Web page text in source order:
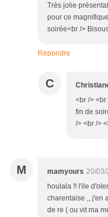
Très jolie
pour ce
soirée<br />
Répondre
C
<br />
fin de
/> <br />
M mamyours 20/03/
houlala !! l'ile
charentaise ,, j'en
de re ( ou vit ma